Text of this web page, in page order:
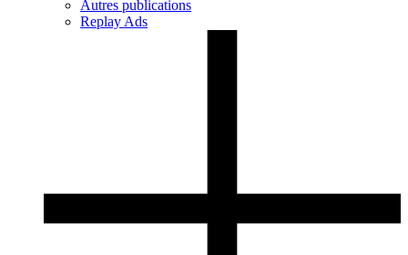
Autres publications
Replay Ads